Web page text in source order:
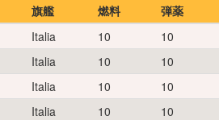
旗艦 燃料 弾薬
Italia 10 10
Italia 10 10
Italia 10 10
Italia 10 10